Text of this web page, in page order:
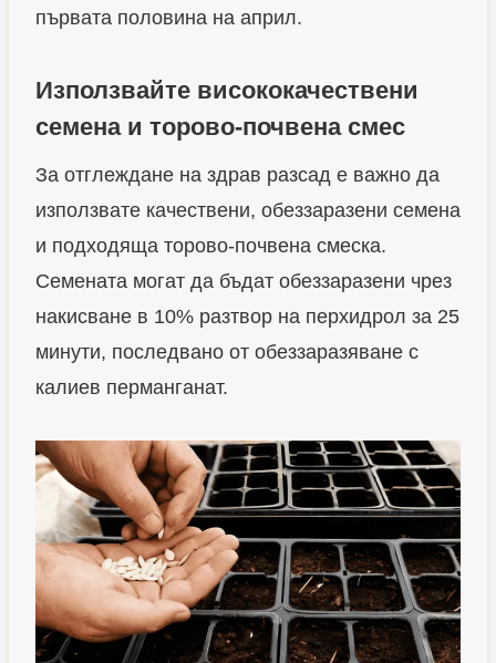
първата половина на април.
Използвайте висококачествени
семена и торово-почвена смес
За отглеждане на здрав разсад е важно да
използвате качествени, обеззаразени семена
и подходяща торово-почвена смеска.
Семената могат да бъдат обеззаразени чрез
накисване в 10% разтвор на перхидрол за 25
минути, последвано от обеззаразяване с
калиев перманганат.